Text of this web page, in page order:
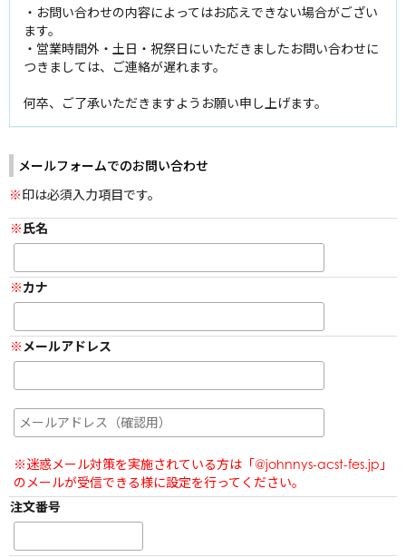
藤井流星
濵田崇裕
小瀧望
岸優太
神宮寺勇太
京本大我
松村北斗
髙地優吾
田中樹
Snow Man
岩本照
深澤辰哉
渡辺翔太
向井康二
宮舘涼太
佐久間大介
なにわ男子
西畑大吾
大西流星
長尾謙杜
藤原丈一郎
大橋和也
林翔太
室龍太
寺西拓人
配送に関する注意事項
よくあるご質問・お問い合わせ
会員規約
プライバシーポリシー
・お問い合わせの内容によってはお応えできない場合がござい
ます。
・営業時間外・土日・祝祭日にいただきましたお問い合わせに
つきましては、ご連絡が遅れます。
何卒、ご了承いただきますようお願い申し上げます。
メールフォームでのお問い合わせ
印は必須入力項目です。
氏名
カナ
メールアドレス
※迷惑メール対策を実施されている方は「@johnnys-acst-fes.jp」
のメールが受信できる様に設定を行ってください。
注文番号